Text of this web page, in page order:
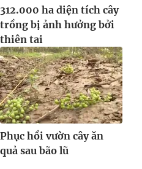
312.000 ha diện tích cây
trồng bị ảnh hưởng bởi
thiên tai
Phục hồi vườn cây ăn
quả sau bão lũ